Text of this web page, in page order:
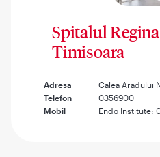
Spitalul
Timisoara
Adresa
Calea Aradului
Telefon
0356900
Mobil
Endo Institute: